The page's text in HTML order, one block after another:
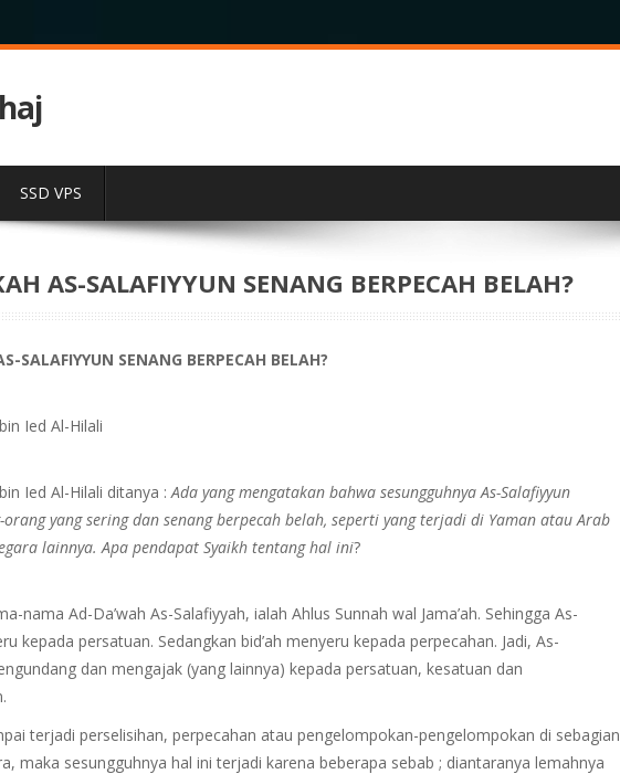
SSD VPS
AS-SALAFIYYUN SENANG BERPECAH BELAH?
SALAFIYYUN SENANG BERPECAH BELAH?
Ied Al-Hilali
Ied Al-Hilali ditanya :Ada yang mengatakan bahwa sesungguhnya As-Salafiyyun
yang sering dan senang berpecah belah, seperti yang terjadi di Yaman atau Arab
lainnya. Apa pendapat Syaikh tentang hal ini?
nama Ad-Da’wah As-Salafiyyah, ialah Ahlus Sunnah wal Jama’ah. Sehingga As-
kepada persatuan. Sedangkan bid’ah menyeru kepada perpecahan. Jadi, As-
dan mengajak (yang lainnya) kepada persatuan, kesatuan dan
terjadi perselisihan, perpecahan atau pengelompokan-pengelompokan di sebagian
maka sesungguhnya hal ini terjadi karena beberapa sebab ; diantaranya lemahnya